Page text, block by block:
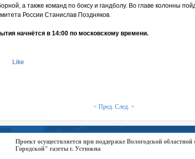
а также команд по боксу и гандболу. Во главе колонны
России Станислав Поздняков.
начнётся в 14:00 по московскому времени.
Like
< Пред. След. >
Проект осуществляется при поддержке Вологодской
Городской" газеты г. Устюжна